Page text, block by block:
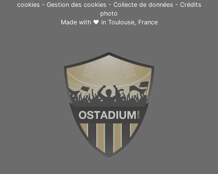
cookies - Gestion des cookies - Collecte de données - Crédits
photo
Made with ❤ in Toulouse, France